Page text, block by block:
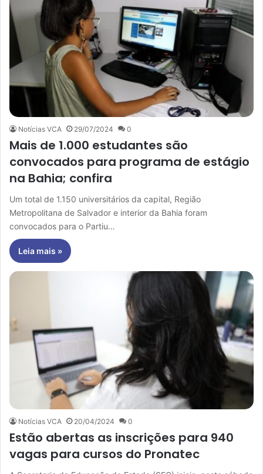
Notícias VCA 29/07/2024 0
Mais de 1.000 estudantes são
convocados para programa de estágio
na Bahia; confira
Um total de 1.150 universitários da capital, Região
Metropolitana de Salvador e interior da Bahia foram
convocados para o Partiu…
Leia mais »
Notícias VCA 20/04/2024 0
Estão abertas as inscrições para 940
vagas para cursos do Pronatec